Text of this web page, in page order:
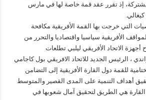
إذ تقرر عقد قمة خاصة لها في مارس
كيغالي.
التي خرجت بها القمة الأفريقية مكافحة
الأفريقية سياسيا واقتصاديا والتحرر من
أجهزة الاتحاد الأفريقي ليلبي تطلعات
، الرئيس الجديد للاتحاد الافريقي بول كاجامي
للقمة دول القارة الأفريقية إلى التضامن
أهداف التنمية على المدى القصير والمتوسط
هي الطريق لتحقيق آمال شعوبها في